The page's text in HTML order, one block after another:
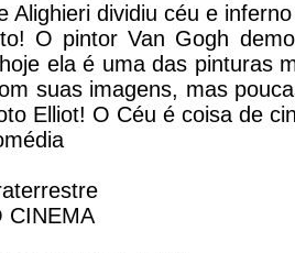
Alighieri dividiu céu e
O pintor Van Gogh
ela é uma das pinturas
suas imagens, mas
Elliot! O Céu é coisa de
CINEMA